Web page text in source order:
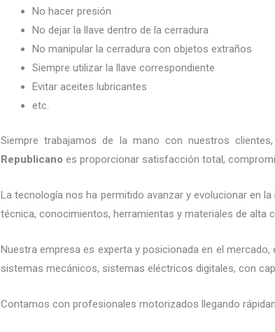
No hacer presión
No dejar la llave dentro de la cerradura
No manipular la cerradura con objetos extraños
Siempre utilizar la llave correspondiente
Evitar aceites lubricantes
etc.
Siempre trabajamos de la mano con nuestros
Republicano es proporcionar satisfacción total,
La tecnología nos ha permitido avanzar y evolucionar en
técnica, conocimientos, herramientas y materiales de alta
Nuestra empresa es experta y posicionada en el mercado,
sistemas mecánicos, sistemas eléctricos digitales, con
Contamos con profesionales motorizados llegando